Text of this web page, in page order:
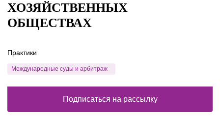
ХОЗЯЙСТВЕННЫХ
ОБЩЕСТВАХ
Практики
Международные суды и арбитраж
Подписаться на рассылку